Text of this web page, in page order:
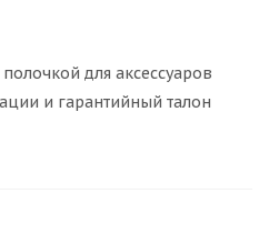
для аксессуаров
и гарантийный талон